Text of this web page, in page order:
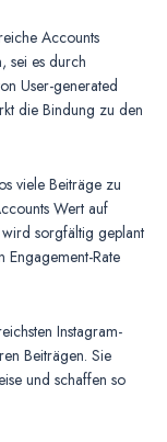
Accounts
sei es durch
User-generated
die Bindung zu den
viele Beiträge zu
Wert auf
sorgfältig geplant
Engagement-Rate
Instagram-
Beiträgen. Sie
und schaffen so